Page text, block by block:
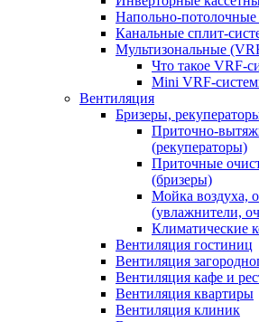
Напольно-
Канальные сплит-
Мультизональные
Что такое VRF-
Mini VRF-
Вентиляция
Бризеры,
Приточно-
(рекуператоры)
Приточные
(бризеры)
Мойка воздуха,
(увлажнители,
Климатические
Вентиляция гостиниц
Вентиляция
Вентиляция кафе и
Вентиляция квартиры
Вентиляция клиник